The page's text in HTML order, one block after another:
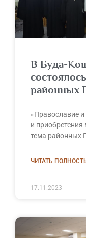
В Буда-
районных
«Православие и
и
тема районных
ЧИТАТЬ
17.11.2023